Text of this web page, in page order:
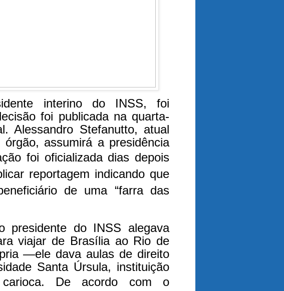
interino do INSS, foi
foi publicada na quarta-
Alessandro Stefanutto, atual
assumirá a presidência
foi oficializada dias depois
reportagem indicando que
de uma “farra das
presidente do INSS alegava
viajar de Brasília ao Rio de
—ele dava aulas de direito
Santa Úrsula, instituição
De acordo com o